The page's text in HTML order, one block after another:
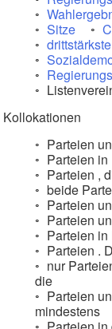
Sitze
drittstärkste
Kollokationen
Parteien
Parteien in
Parteien ,
beide
Parteien
Parteien
Parteien
Parteien .
nur
die
Parteien
mindestens